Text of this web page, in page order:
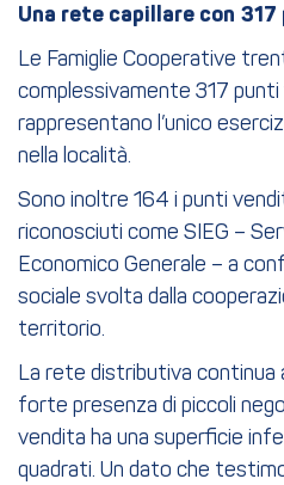
Una rete capillare con
Le Famiglie Cooperative
complessivamente 317 punti
rappresentano l’unico
nella località.
Sono inoltre 164 i punti
riconosciuti come SIEG –
Economico Generale – a
sociale svolta dalla
territorio.
La rete distributiva continua
forte presenza di piccoli
vendita ha una superficie
quadrati. Un dato che